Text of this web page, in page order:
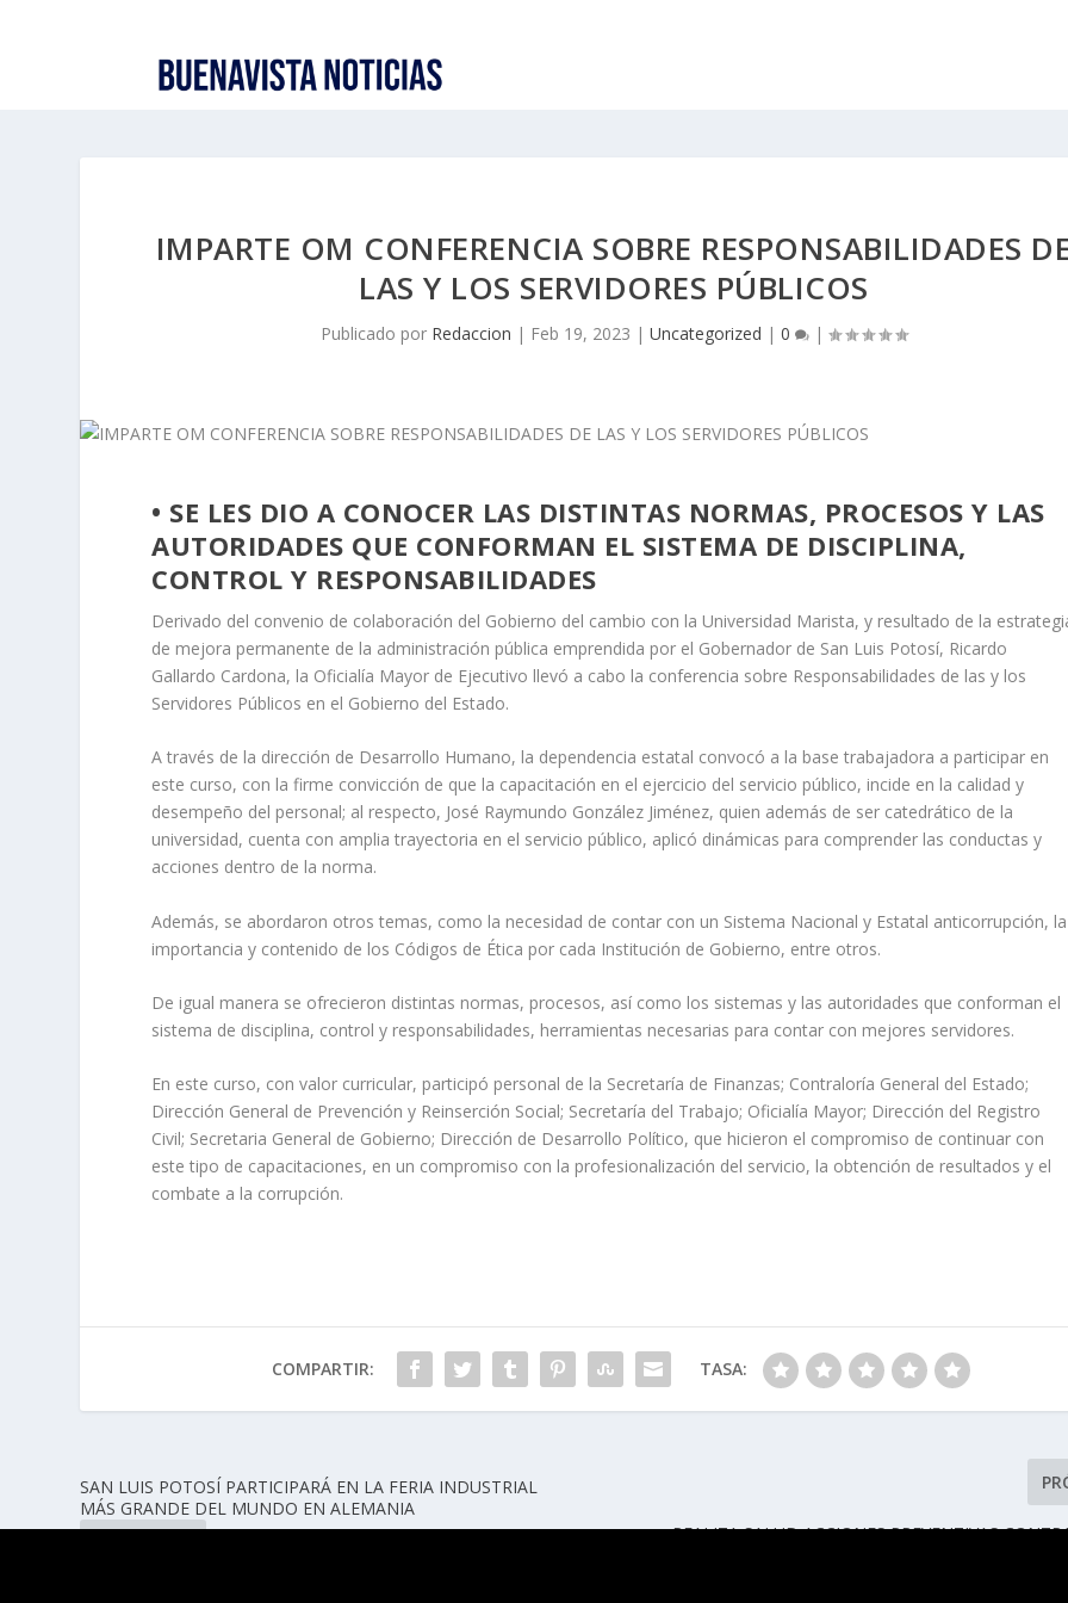
IMPARTE OM CONFERENCIA SOBRE RESPONSABILIDADES
LAS Y LOS SERVIDORES PÚBLICOS
Publicado por Redaccion | Feb 19, 2023 | Uncategorized | 0 |
• SE LES DIO A CONOCER LAS DISTINTAS NORMAS, PROCESOS Y LAS
AUTORIDADES QUE CONFORMAN EL SISTEMA DE DISCIPLINA,
CONTROL Y RESPONSABILIDADES
Derivado del convenio de colaboración del Gobierno del cambio con la Universidad Marista, y resultado de la
de mejora permanente de la administración pública emprendida por el Gobernador de San Luis Potosí, Ricardo
Gallardo Cardona, la Oficialía Mayor de Ejecutivo llevó a cabo la conferencia sobre Responsabilidades de las y los
Servidores Públicos en el Gobierno del Estado.
A través de la dirección de Desarrollo Humano, la dependencia estatal convocó a la base trabajadora a participar en
este curso, con la firme convicción de que la capacitación en el ejercicio del servicio público, incide en la calidad y
desempeño del personal; al respecto, José Raymundo González Jiménez, quien además de ser catedrático de la
universidad, cuenta con amplia trayectoria en el servicio público, aplicó dinámicas para comprender las conductas y
acciones dentro de la norma.
Además, se abordaron otros temas, como la necesidad de contar con un Sistema Nacional y Estatal anticorrupción, la
importancia y contenido de los Códigos de Ética por cada Institución de Gobierno, entre otros.
De igual manera se ofrecieron distintas normas, procesos, así como los sistemas y las autoridades que conforman el
sistema de disciplina, control y responsabilidades, herramientas necesarias para contar con mejores servidores.
En este curso, con valor curricular, participó personal de la Secretaría de Finanzas; Contraloría General del Estado;
Dirección General de Prevención y Reinserción Social; Secretaría del Trabajo; Oficialía Mayor; Dirección del Registro
Civil; Secretaria General de Gobierno; Dirección de Desarrollo Político, que hicieron el compromiso de continuar con
este tipo de capacitaciones, en un compromiso con la profesionalización del servicio, la obtención de resultados y el
combate a la corrupción.
COMPARTIR: TASA:
SAN LUIS POTOSÍ PARTICIPARÁ EN LA FERIA INDUSTRIAL
MÁS GRANDE DEL MUNDO EN ALEMANIA
REALIZA SALUD ACCIONES PREVENTIVAS